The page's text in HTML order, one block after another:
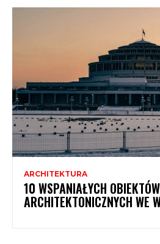
ARCHITEKTURA
10 WSPANIAŁYCH OBIEKTÓW
ARCHITEKTONICZNYCH WE